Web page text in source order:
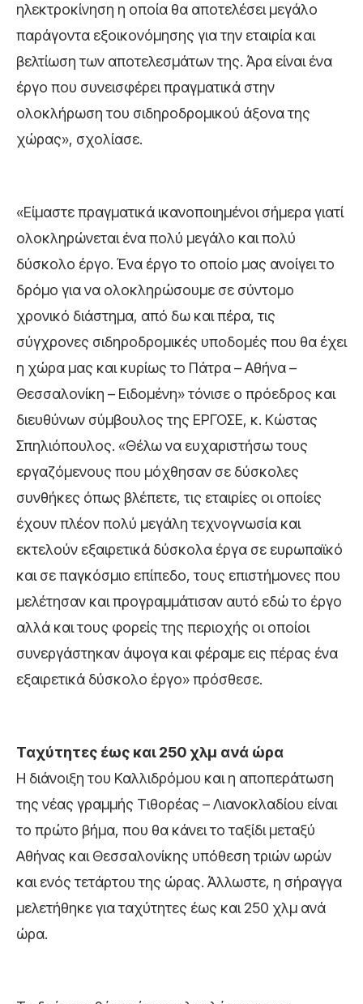
ηλεκτροκίνηση η οποία θα αποτελέσει μεγάλο
παράγοντα εξοικονόμησης για την εταιρία και
βελτίωση των αποτελεσμάτων της. Άρα είναι ένα
έργο που συνεισφέρει πραγματικά στην
ολοκλήρωση του σιδηροδρομικού άξονα της
χώρας», σχολίασε.
«Είμαστε πραγματικά ικανοποιημένοι σήμερα γιατί
ολοκληρώνεται ένα πολύ μεγάλο και πολύ
δύσκολο έργο. Ένα έργο το οποίο μας ανοίγει το
δρόμο για να ολοκληρώσουμε σε σύντομο
χρονικό διάστημα, από δω και πέρα, τις
σύγχρονες σιδηροδρομικές υποδομές που θα έχει
η χώρα μας και κυρίως το Πάτρα – Αθήνα –
Θεσσαλονίκη – Ειδομένη» τόνισε ο πρόεδρος και
διευθύνων σύμβουλος της ΕΡΓΟΣΕ, κ. Κώστας
Σπηλιόπουλος. «Θέλω να ευχαριστήσω τους
εργαζόμενους που μόχθησαν σε δύσκολες
συνθήκες όπως βλέπετε, τις εταιρίες οι οποίες
έχουν πλέον πολύ μεγάλη τεχνογνωσία και
εκτελούν εξαιρετικά δύσκολα έργα σε ευρωπαϊκό
και σε παγκόσμιο επίπεδο, τους επιστήμονες που
μελέτησαν και προγραμμάτισαν αυτό εδώ το έργο
αλλά και τους φορείς της περιοχής οι οποίοι
συνεργάστηκαν άψογα και φέραμε εις πέρας ένα
εξαιρετικά δύσκολο έργο» πρόσθεσε.
Ταχύτητες έως και 250 χλμ ανά ώρα
Η διάνοιξη του Καλλιδρόμου και η αποπεράτωση
της νέας γραμμής Τιθορέας – Λιανοκλαδίου είναι
το πρώτο βήμα, που θα κάνει το ταξίδι μεταξύ
Αθήνας και Θεσσαλονίκης υπόθεση τριών ωρών
και ενός τετάρτου της ώρας. Άλλωστε, η σήραγγα
μελετήθηκε για ταχύτητες έως και 250 χλμ ανά
ώρα.